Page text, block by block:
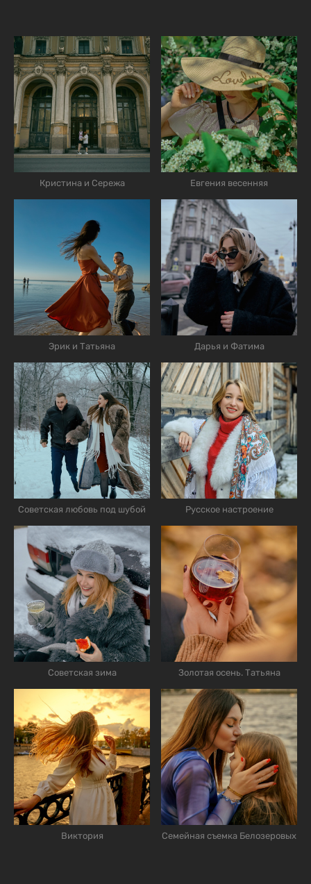
Кристина и Сережа Евгения весенняя
Эрик и Татьяна Дарья и Фатима
Советская любовь под шубой Русское настроение
Советская зима Золотая осень. Татьяна
Виктория Семейная съемка Белозеровых